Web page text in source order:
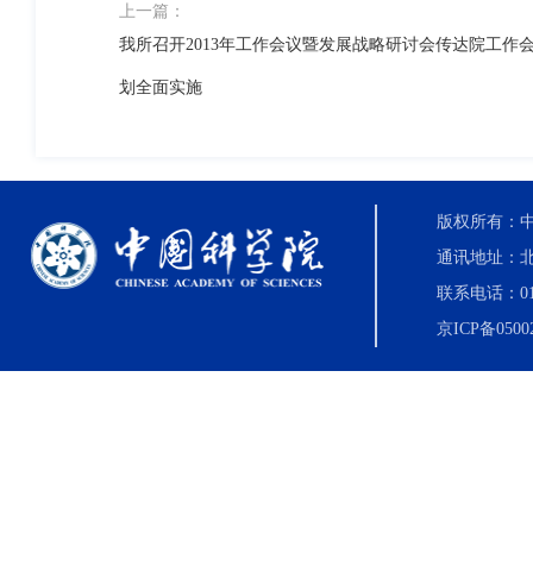
上一篇：
我所召开2013年工作会议暨发展战略研讨会传达院工作
划全面实施
版权所有：
通讯地址：
联系电话：
京ICP备